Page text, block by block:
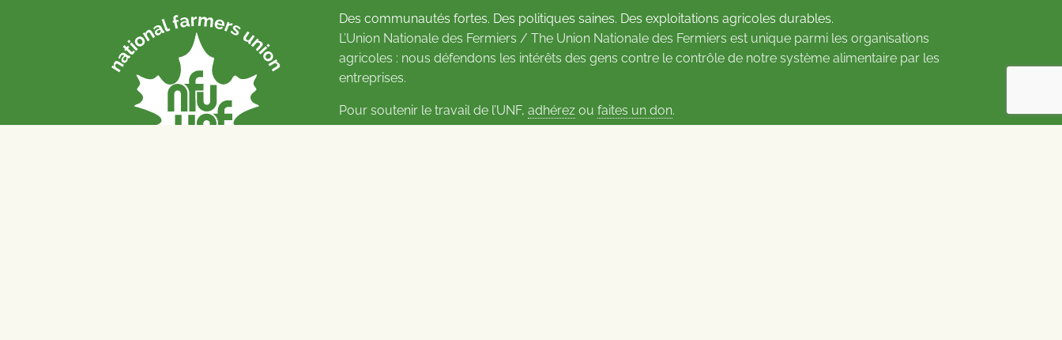
Des communautés fortes. Des politiques saines. Des exploitations agricoles durables.
L’Union Nationale des Fermiers / The Union Nationale des Fermiers est unique parmi les organisations
agricoles : nous défendons les intérêts des gens contre le contrôle de notre système alimentaire par les
entreprises.
Pour soutenir le travail de l’UNF, adhérez ou faites un don.